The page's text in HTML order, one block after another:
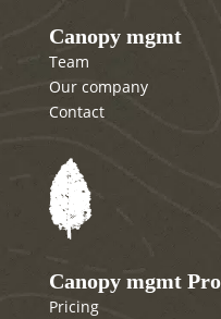
Canopy mgmt
Team
Our company
Contact
Canopy mgmt
Pricing